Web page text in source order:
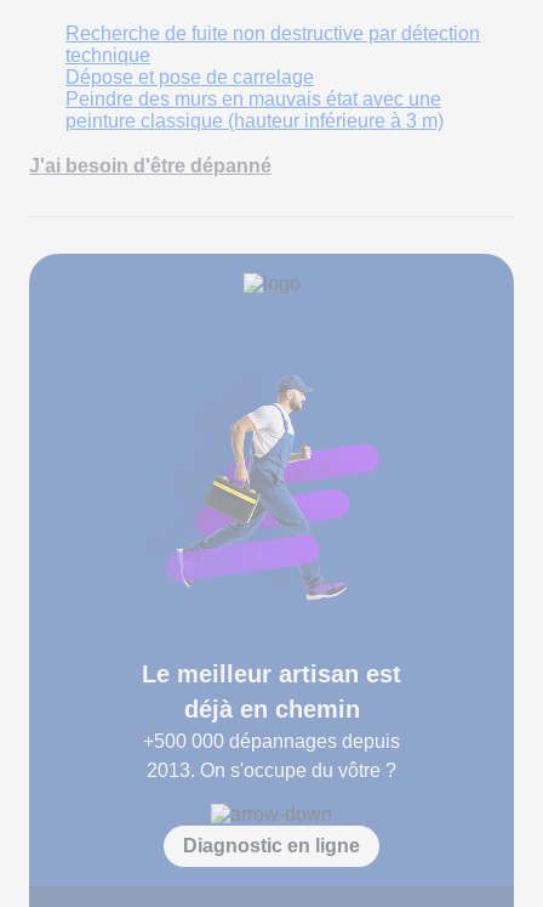
Recherche de fuite non destructive par détection
technique
Dépose et pose de carrelage
Peindre des murs en mauvais état avec une
peinture classique (hauteur inférieure à 3 m)
J'ai besoin d'être dépanné
Le meilleur artisan est
déjà en chemin
+500 000 dépannages depuis
2013. On s'occupe du vôtre ?
Diagnostic en ligne